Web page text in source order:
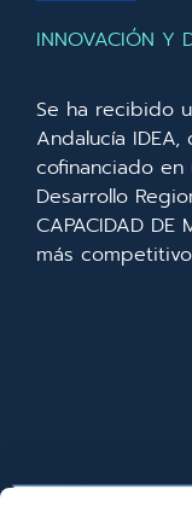
INNOVACIÓN Y
Se ha recibido
Andalucía
cofinanciado
Desarrollo
CAPACIDAD
más